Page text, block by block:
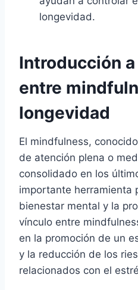
longevidad.
Introducción
entre
longevidad
El mindfulness,
de atención plena o
consolidado en los
importante herramienta
bienestar mental y la
vínculo entre
en la promoción de un
y la reducción de los
relacionados con el